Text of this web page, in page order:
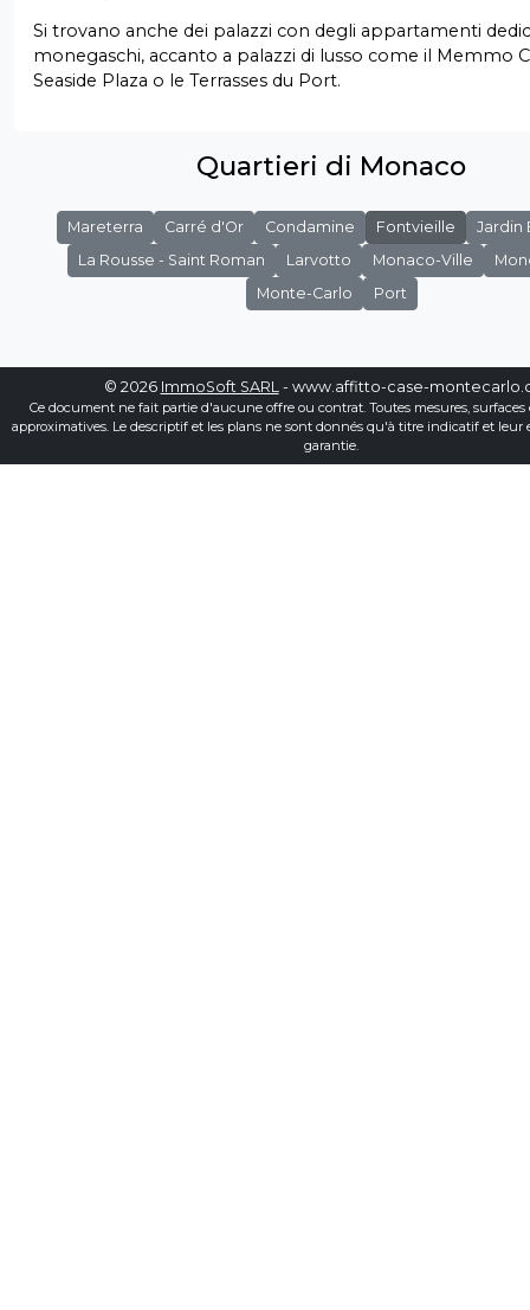
Si trovano anche dei palazzi con degli appartamenti
monegaschi, accanto a palazzi di lusso come il Memmo
Seaside Plaza o le Terrasses du Port.
Quartieri di Monaco
Mareterra Carré d'Or Condamine Fontvieille
Jardin
La Rousse - Saint Roman
Larvotto Monaco-Ville
Monte-Carlo
Port
© 2026 ImmoSoft SARL- www.affitto-case-
Ce document ne fait partie d'aucune offre ou contrat. Toutes mesures, surfaces
approximatives. Le descriptif et les plans ne sont donnés qu'à titre indicatif et leur
garantie.